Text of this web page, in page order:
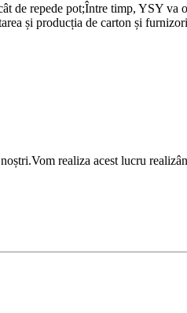
de repede pot;Între timp, YSY va
și producția de carton și
realiza acest lucru